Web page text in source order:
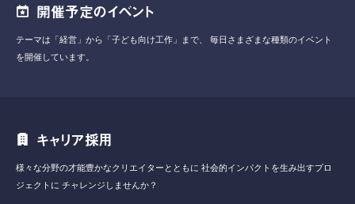
開催予定のイベント
テーマは「経営」から「子ども向け工作」まで、
毎日さまざまな種類のイベント
を開催しています。
キャリア採用
様々な分野の才能豊かなクリエイターとともに 社会的インパクトを生み出すプロ
ジェクトに チャレンジしませんか？